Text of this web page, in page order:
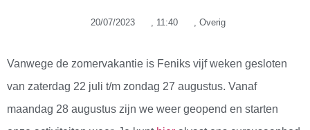
20/07/2023 11:40 Overig
Vanwege de zomervakantie is Feniks vijf weken gesloten
van zaterdag 22 juli t/m zondag 27 augustus. Vanaf
maandag 28 augustus zijn we weer geopend en starten